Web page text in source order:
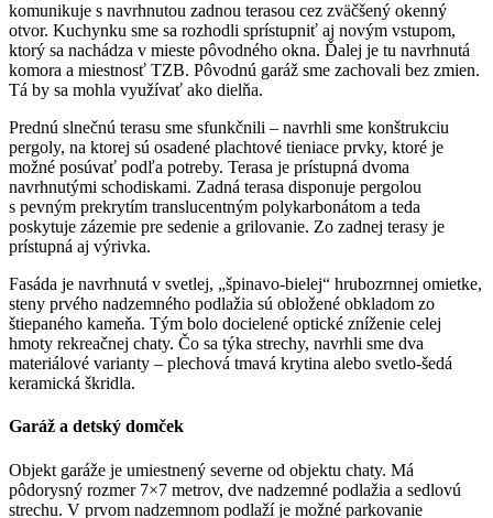
komunikuje s navrhnutou zadnou terasou cez zväčšený okenný
otvor. Kuchynku sme sa rozhodli sprístupniť aj novým vstupom,
ktorý sa nachádza v mieste pôvodného okna. Ďalej je tu navrhnutá
komora a miestnosť TZB. Pôvodnú garáž sme zachovali bez zmien.
Tá by sa mohla využívať ako dielňa.
Prednú slnečnú terasu sme sfunkčnili – navrhli sme konštrukciu
pergoly, na ktorej sú osadené plachtové tieniace prvky, ktoré je
možné posúvať podľa potreby. Terasa je prístupná dvoma
navrhnutými schodiskami. Zadná terasa disponuje pergolou
s pevným prekrytím translucentným polykarbonátom a teda
poskytuje zázemie pre sedenie a grilovanie. Zo zadnej terasy je
prístupná aj výrivka.
Fasáda je navrhnutá v svetlej, „špinavo-bielej“ hrubozrnnej omietke,
steny prvého nadzemného podlažia sú obložené obkladom zo
štiepaného kameňa. Tým bolo docielené optické zníženie celej
hmoty rekreačnej chaty. Čo sa týka strechy, navrhli sme dva
materiálové varianty – plechová tmavá krytina alebo svetlo-šedá
keramická škridla.
Garáž a detský domček
Objekt garáže je umiestnený severne od objektu chaty. Má
pôdorysný rozmer 7×7 metrov, dve nadzemné podlažia a sedlovú
strechu. V prvom nadzemnom podlaží je možné parkovanie